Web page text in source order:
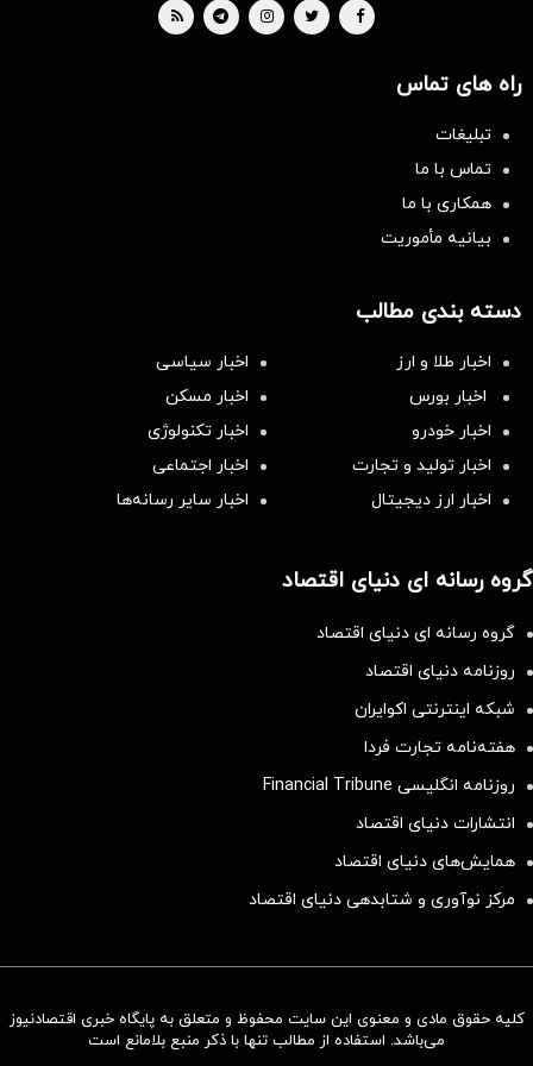
راه های تماس
تبلیغات
تماس با ما
همکاری با ما
بیانیه مأموریت
دسته بندی مطالب
اخبار طلا و ارز
اخبار سیاسی
اخبار بورس
اخبار مسکن
اخبار خودرو
اخبار تکنولوژی
اخبار تولید و تجارت
اخبار اجتماعی
اخبار ارز دیجیتال
اخبار سایر رسانه‌‌ها
گروه رسانه ای دنیای اقتصاد
گروه رسانه ای دنیای اقتصاد
روزنامه دنیای اقتصاد
شبکه اینترنتی اکوایران
هفته‌نامه تجارت فردا
روزنامه انگلیسی Financial Tribune
انتشارات دنیای اقتصاد
همایش‌های دنیای اقتصاد
مرکز نوآوری و شتابدهی دنیای اقتصاد
کلیه حقوق مادی و معنوی این سایت محفوظ و متعلق به پایگاه خبری اقتصادنیوز
می‌باشد. استفاده از مطالب تنها با ذکر منبع بلامانع است